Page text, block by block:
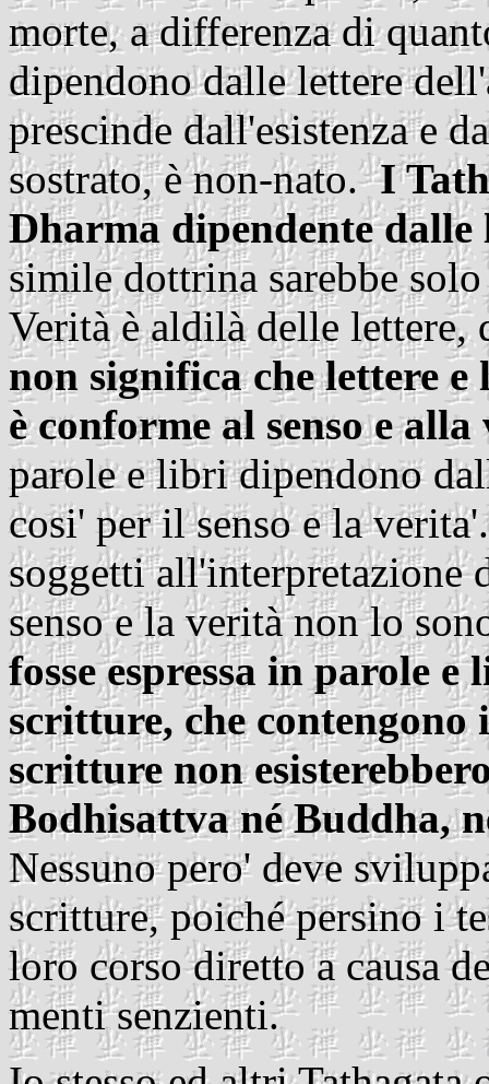
morte, a differenza di
dipendono dalle lettere
prescinde dall'esistenza e
sostrato, è non-nato.I
Dharma dipendente dalle
simile dottrina sarebbe
Verità è aldilà delle
non significa che lettere
è conforme al senso e
parole e libri dipendono
cosi' per il senso e la
soggetti
senso e la verità non lo
fosse espressa in parole
scritture, che contengono
scritture non
Bodhisattva né Buddha,
Nessuno pero' deve
scritture, poiché persino i
loro corso diretto a causa
menti senzienti.